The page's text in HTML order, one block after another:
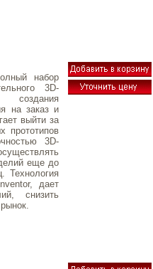
набор
3D-
создания
на заказ и
выйти за
прототипов
3D-
еще до
Технология
дает
снизить